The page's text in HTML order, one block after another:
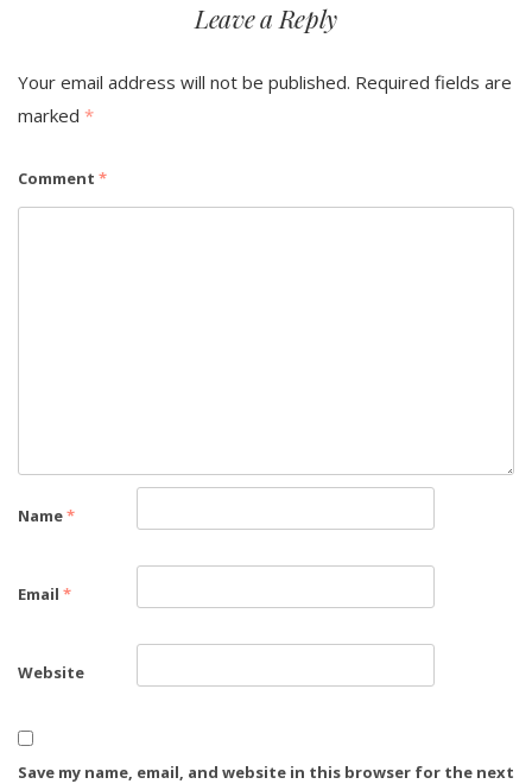
Leave a Reply
Your email address will not be published. Required fields are
marked *
Comment *
Name*
Email *
Website
Save my name, email, and website in this browser for the next